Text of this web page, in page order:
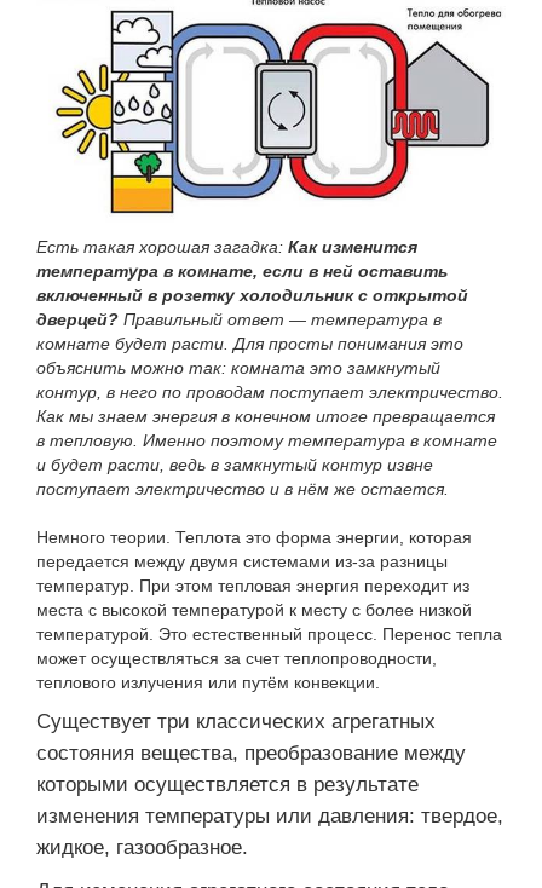
Есть такая хорошая загадка: Как изменится
температура в комнате, если в ней оставить
включенный в розетку холодильник с открытой
дверцей? Правильный ответ — температура в
комнате будет расти. Для просты понимания это
объяснить можно так: комната это замкнутый
контур, в него по проводам поступает электричество.
Как мы знаем энергия в конечном итоге превращается
в тепловую. Именно поэтому температура в комнате
и будет расти, ведь в замкнутый контур извне
поступает электричество и в нём же остается.
Немного теории. Теплота это форма энергии, которая
передается между двумя системами из-за разницы
температур. При этом тепловая энергия переходит из
места с высокой температурой к месту с более низкой
температурой. Это естественный процесс. Перенос тепла
может осуществляться за счет теплопроводности,
теплового излучения или путём конвекции.
Существует три классических агрегатных
состояния вещества, преобразование между
которыми осуществляется в результате
изменения температуры или давления: твердое,
жидкое, газообразное.